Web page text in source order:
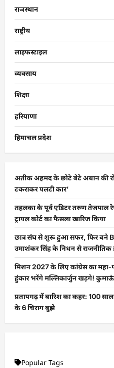
राजस्थान
राष्ट्रीय
लाइफस्टाइल
व्यवसाय
शिक्षा
हरियाणा
हिमाचल प्रदेश
अतीक अहमद के छोटे बेटे अबान की
टकराकर पलटी कार’
तहलका के पूर्व एडिटर तरुण तेजपाल
ट्रायल कोर्ट का फैसला खारिज किया
छात्र संघ से शुरू हुआ सफर, फिर बने
उमाशंकर सिंह के निधन से राजनीतिक
मिशन 2027 के लिए कांग्रेस का महा-
हुंकार भरेंगे मल्लिकार्जुन खड़गे! कुमाऊं
प्रतापगढ़ में बारिश का कहर: 100 साल
के 6 चिराग बुझे
Popular Tags